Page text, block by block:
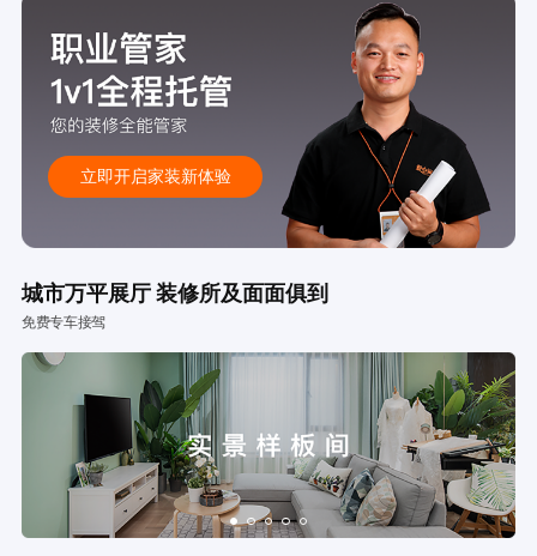
立即开启家装新体验
城市万平展厅 装修所及面面俱到
免费专车接驾